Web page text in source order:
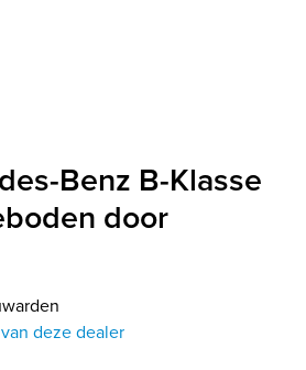
Benz B-Klasse
door
deze dealer